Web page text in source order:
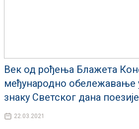
Век од рођења Блажета
међународно
знаку Светског дана поезије
22.03.2021